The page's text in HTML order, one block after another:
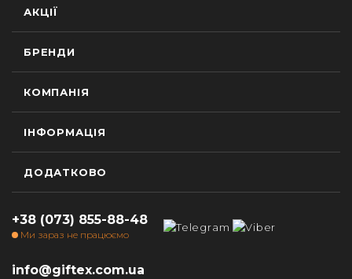
АКЦІЇ
БРЕНДИ
КОМПАНІЯ
ІНФОРМАЦІЯ
ДОДАТКОВО
+38 (073) 855-88-48
Ми зараз не працюємо
info@giftex.com.ua